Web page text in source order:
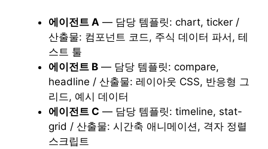
에이전트 A — 담당 템플릿: chart, ticker /
산출물: 컴포넌트 코드, 주식 데이터 파서, 테
스트 툴
에이전트 B — 담당 템플릿: compare,
headline / 산출물: 레이아웃 CSS, 반응형 그
리드, 예시 데이터
에이전트 C — 담당 템플릿: timeline, stat-
grid / 산출물: 시간축 애니메이션, 격자 정렬
스크립트